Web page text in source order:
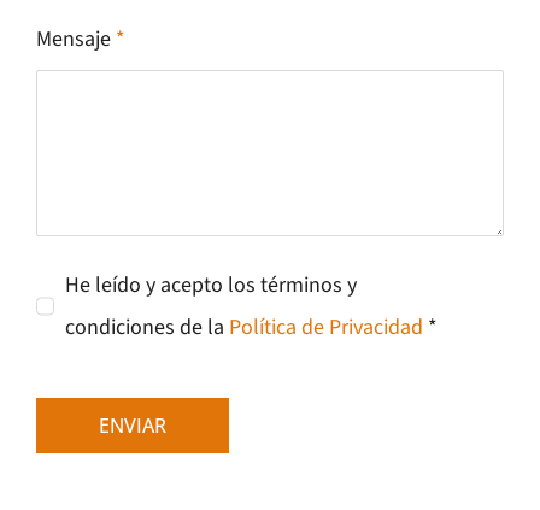
Mensaje *
He leído y acepto los términos y
condiciones de la Política de Privacidad *
ENVIAR